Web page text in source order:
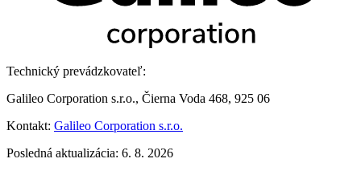
Technický prevádzkovateľ:
Galileo Corporation s.r.o., Čierna Voda 468, 925 06
Kontakt: Galileo Corporation s.r.o.
Posledná aktualizácia: 6. 8. 2026